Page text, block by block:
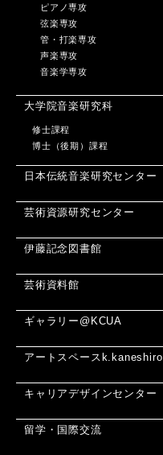
ピアノ専攻
弦楽専攻
管・打楽専攻
声楽専攻
音楽学専攻
大学院音楽研究科
修士課程
博士（後期）課程
日本伝統音楽研究センター
芸術資源研究センター
伊藤記念図書館
芸術資料館
ギャラリー@KCUA
アートスペースk.kaneshiro
キャリアデザインセンター
留学・国際交流